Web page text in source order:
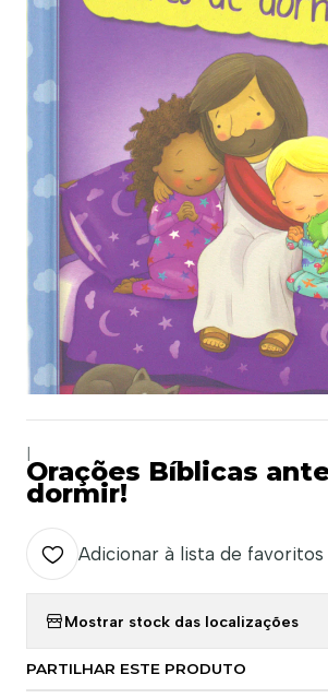
Orações Bíblicas
dormir!
Adicionar à lista de favoritos
Mostrar stock das localizações
PARTILHAR ESTE PRODUTO